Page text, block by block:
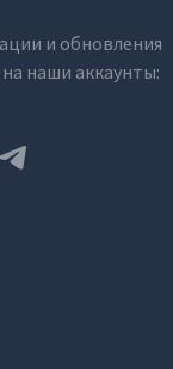
и обновления
наши аккаунты: